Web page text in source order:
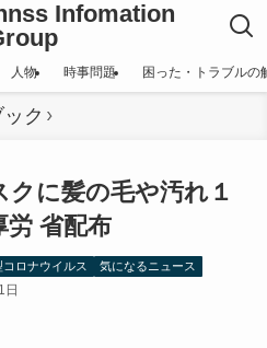
Infomation
人物 時事問題 困った・トラブルの
ク
クに髪の毛や汚れ１
省配布
コロナウイルス 気になるニュース
日